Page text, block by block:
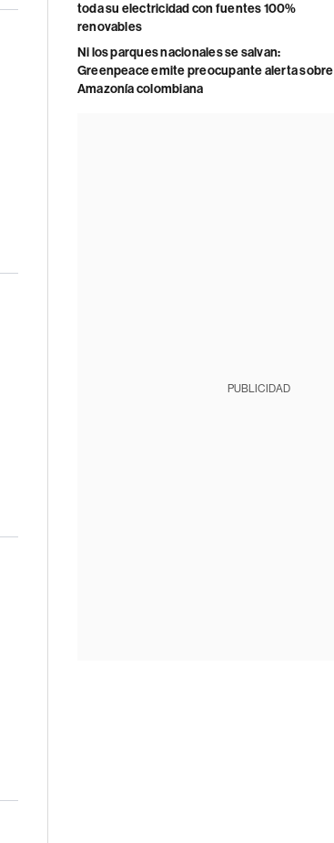
toda su electricidad con fuentes 100%
renovables
Ni los parques nacionales se salvan:
Greenpeace emite preocupante alerta sobre
Amazonía colombiana
PUBLICIDAD